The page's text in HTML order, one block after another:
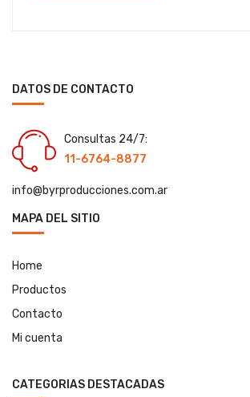
DATOS DE CONTACTO
Consultas 24/7:
11-6764-8877
info@byrproducciones.com.ar
MAPA DEL SITIO
Home
Productos
Contacto
Mi cuenta
CATEGORIAS DESTACADAS